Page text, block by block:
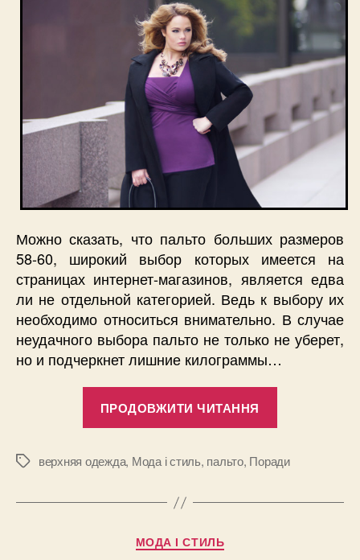
Можно сказать, что пальто больших размеров
58-60, широкий выбор которых имеется на
страницах интернет-магазинов, является едва
ли не отдельной категорией. Ведь к выбору их
необходимо относиться внимательно. В случае
неудачного выбора пальто не только не уберет,
но и подчеркнет лишние килограммы…
ПРОДОВЖИТИ ЧИТАННЯ
для
большого
Позначкиверхняя одежда, Мода і стиль, пальто, Поради
Категорії
МОДА І СТИЛЬ